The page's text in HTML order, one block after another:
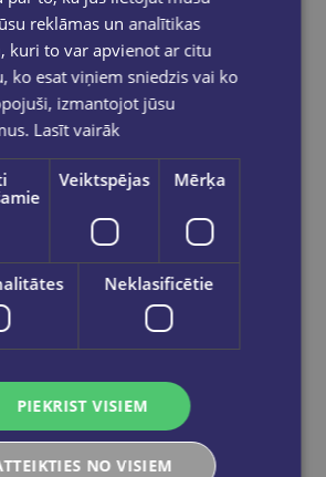
vai SMS.
tīklos:
reklāmas un analītikas
kuri to var apvienot ar citu
ko esat viņiem sniedzis vai ko
izmantojot jūsu
Lasīt vairāk
Veiktspējas Mērķa
Neklasificētie
PIEKRIST VISIEM
NO VISIEM